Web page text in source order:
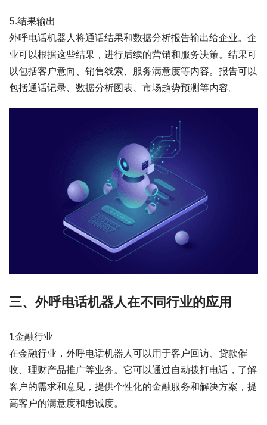
5.结果输出
外呼电话机器人将通话结果和数据分析报告输出给企业。企
业可以根据这些结果，进行后续的营销和服务决策。结果可
以包括客户意向、销售线索、服务满意度等内容。报告可以
包括通话记录、数据分析图表、市场趋势预测等内容。
三、外呼电话机器人在不同行业的应用
1.金融行业
在金融行业，外呼电话机器人可以用于客户回访、贷款催
收、理财产品推广等业务。它可以通过自动拨打电话，了解
客户的需求和意见，提供个性化的金融服务和解决方案，提
高客户的满意度和忠诚度。